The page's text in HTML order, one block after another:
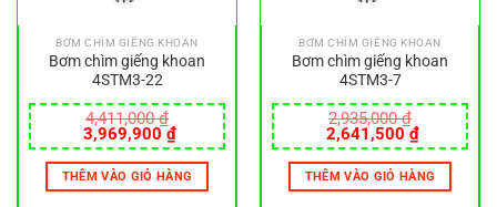
BƠM CHÌM GIẾNG KHOAN
Bơm chìm giếng khoan
4STM3-22
4,411,000₫
Giá
gốc
là:
4,411,000 ₫.
3,969,900 ₫Giá
hiện
tại
là:
3,969,900 ₫.
THÊM VÀO GIỎ HÀNG
BƠM CHÌM GIẾNG KHOAN
Bơm chìm giếng khoan
4STM3-7
2,935,000₫
Giá
gốc
là:
2,935,000 ₫.
2,641,500 ₫Giá
hiện
tại
là:
THÊM VÀO GIỎ HÀNG